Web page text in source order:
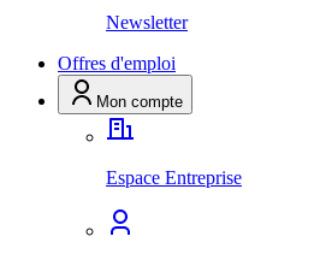
Newsletter
Offres d'emploi
Mon compte
Espace Entreprise